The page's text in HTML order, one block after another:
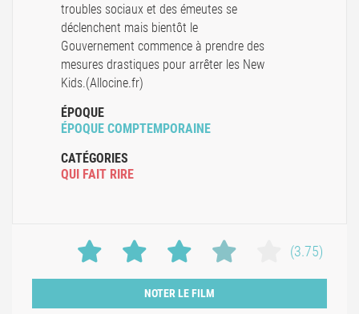
troubles sociaux et des émeutes se
déclenchent mais bientôt le
Gouvernement commence à prendre des
mesures drastiques pour arrêter les New
Kids.(Allocine.fr)
ÉPOQUE
ÉPOQUE COMPTEMPORAINE
CATÉGORIES
QUI FAIT RIRE
(3.75)
NOTER LE FILM